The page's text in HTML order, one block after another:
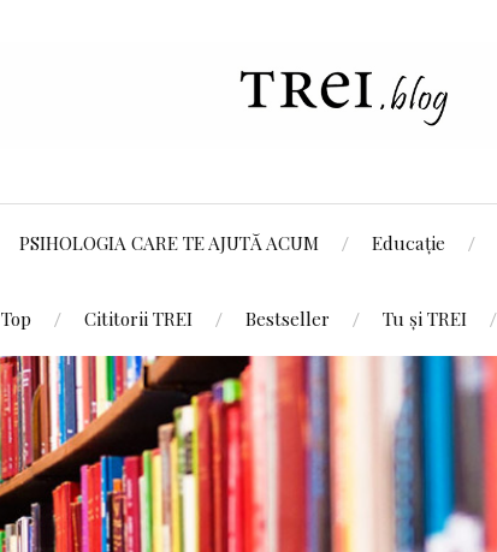
PSIHOLOGIA CARE TE AJUTĂ ACUM Educație
Top Cititorii TREI Bestseller Tu și TREI